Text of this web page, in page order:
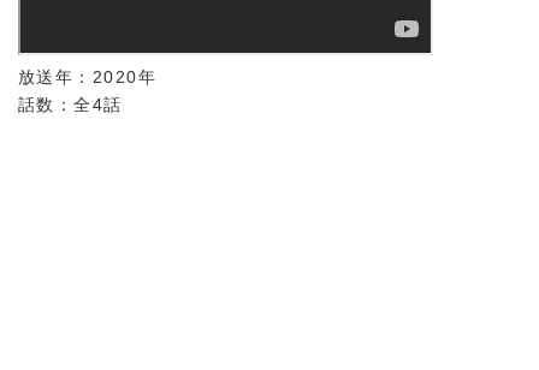
放送年：2020年
話数：全4話